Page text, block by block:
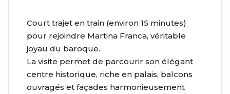
Court trajet en train (environ 15 minutes)
pour rejoindre Martina Franca, véritable
joyau du baroque.
La visite permet de parcourir son élégant
centre historique, riche en palais, balcons
ouvragés et façades harmonieusement